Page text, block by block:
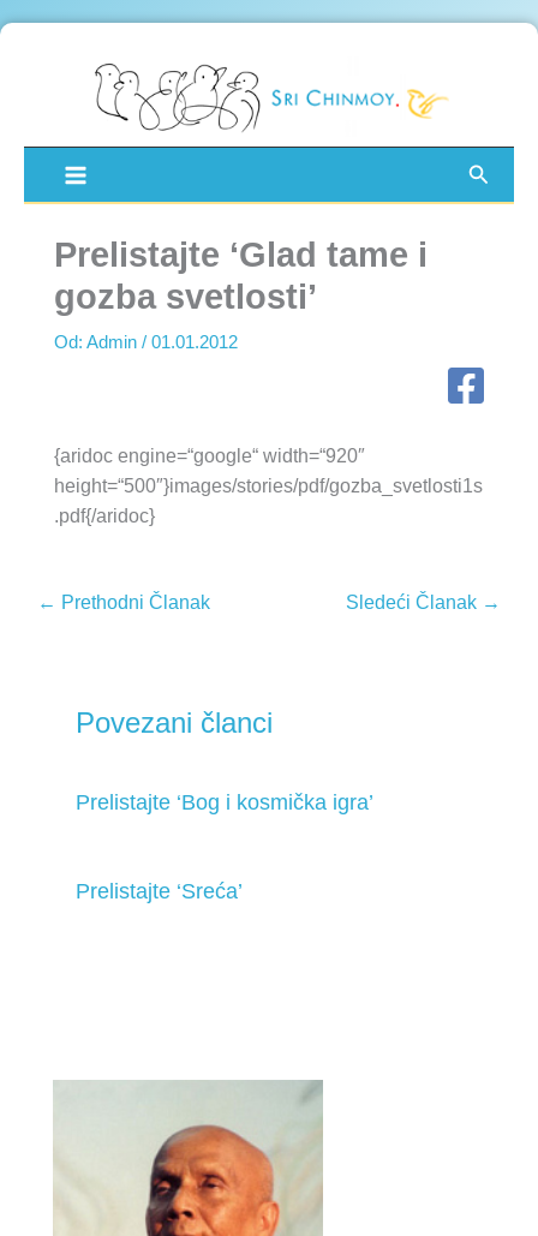
Pređi
Prelistajte ‘Glad tame i
gozba svetlosti’
Od: Admin / 01.01.2012
{aridoc engine=“google“ width=“920″
height=“500″}images/stories/pdf/gozba_svetlosti1s
.pdf{/aridoc}
← Prethodni Članak Sledeći Članak →
Povezani članci
Prelistajte ‘Bog i kosmička igra’
Prelistajte ‘Sreća’